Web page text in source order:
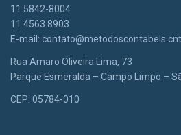
11 5842-8004
11 4563 8903
E-mail:
Rua Amaro Oliveira Lima, 73
Parque Esmeralda – Campo Limpo –
CEP: 05784-010